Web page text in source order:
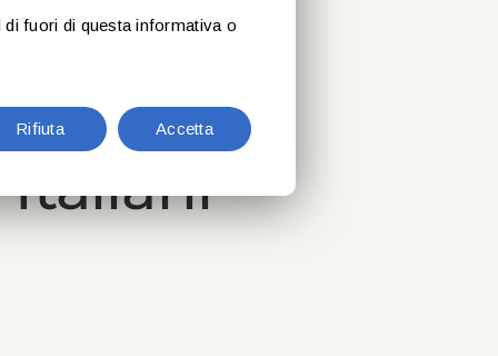
45
fuori di questa informativa o
Rifiuta Accetta